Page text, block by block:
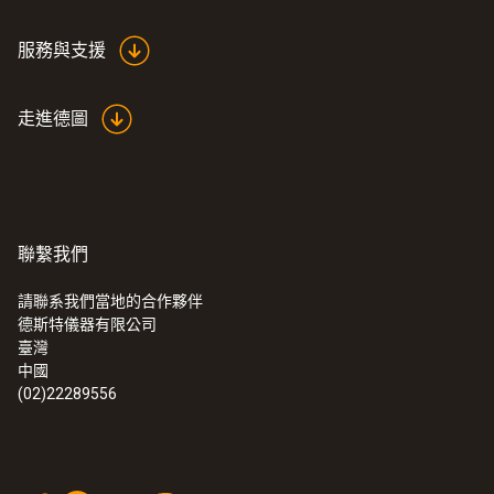
服務與支援
走進德圖
聯繫我們
請聯系我們當地的合作夥伴
德斯特儀器有限公司
臺灣
中國
(02)22289556